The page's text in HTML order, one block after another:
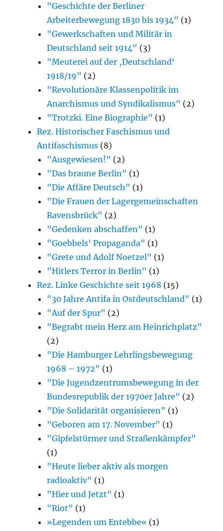
"Geschichte der Berliner
Arbeiterbewegung 1830 bis 1934" (1)
"Gewerkschaften und Militär in
Deutschland seit 1914" (3)
"Meuterei auf der ‚Deutschland‘
1918/19" (2)
"Revolutionäre Klassenpolitik im
Anarchismus und Syndikalismus" (2)
"Trotzki. Eine Biographie" (1)
Rez. Historischer Faschismus und
Antifaschismus (8)
"Ausgewiesen!" (2)
"Das braune Berlin" (1)
"Die Affäre Deutsch" (1)
"Die Frauen der Lagergemeinschaften
Ravensbrück" (2)
"Gedenken abschaffen" (1)
"Goebbels’ Propaganda" (1)
"Grete und Adolf Noetzel" (1)
"Hitlers Terror in Berlin" (1)
Rez. Linke Geschichte seit 1968 (15)
"30 Jahre Antifa in Ostdeutschland" (1)
"Auf der Spur" (2)
"Begrabt mein Herz am Heinrichplatz"
(2)
"Die Hamburger Lehrlingsbewegung
1968 – 1972" (1)
"Die Jugendzentrumsbewegung in der
Bundesrepublik der 1970er Jahre" (2)
"Die Solidarität organisieren" (1)
"Geboren am 17. November" (1)
"Gipfelstürmer und Straßenkämpfer"
(1)
"Heute lieber aktiv als morgen
radioaktiv" (1)
"Hier und Jetzt" (1)
"Riot" (1)
»Legenden um Entebbe« (1)